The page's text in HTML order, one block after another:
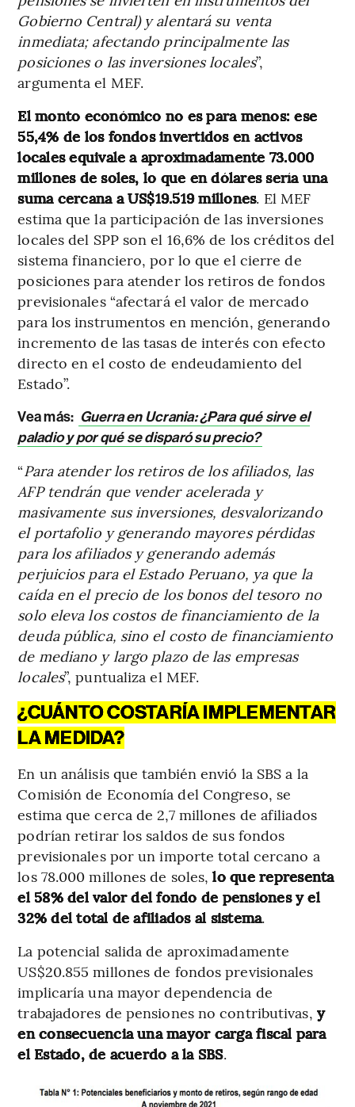
Gobierno Central) y alentará su venta
inmediata; afectando principalmente las
posiciones o las inversiones locales”,
argumenta el MEF.
El monto económico no es para menos: ese
55,4% de los fondos invertidos en activos
locales equivale a aproximadamente 73.000
millones de soles, lo que en dólares sería una
suma cercana a US$19.519 millones. El MEF
estima que la participación de las inversiones
locales del SPP son el 16,6% de los créditos del
sistema financiero, por lo que el cierre de
posiciones para atender los retiros de fondos
previsionales “afectará el valor de mercado
para los instrumentos en mención, generando
incremento de las tasas de interés con efecto
directo en el costo de endeudamiento del
Estado”.
Vea más: Guerra en Ucrania: ¿Para qué sirve el
paladio y por qué se disparó su precio?
“Para atender los retiros de los afiliados, las
AFP tendrán que vender acelerada y
masivamente sus inversiones, desvalorizando
el portafolio y generando mayores pérdidas
para los afiliados y generando además
perjuicios para el Estado Peruano, ya que la
caída en el precio de los bonos del tesoro no
solo eleva los costos de financiamiento de la
deuda pública, sino el costo de financiamiento
de mediano y largo plazo de las empresas
locales”, puntualiza el MEF.
¿CUÁNTO COSTARÍA IMPLEMENTAR
LA MEDIDA?
En un análisis que también envió la SBS a la
Comisión de Economía del Congreso, se
estima que cerca de 2,7 millones de afiliados
podrían retirar los saldos de sus fondos
previsionales por un importe total cercano a
los 78.000 millones de soles,lo que representa
el 58% del valor del fondo de pensiones y el
32% del total de afiliados al sistema.
La potencial salida de aproximadamente
US$20.855 millones de fondos previsionales
implicaría una mayor dependencia de
trabajadores de pensiones no contributivas, y
en consecuencia una mayor carga fiscal para
el Estado, de acuerdo a la SBS.